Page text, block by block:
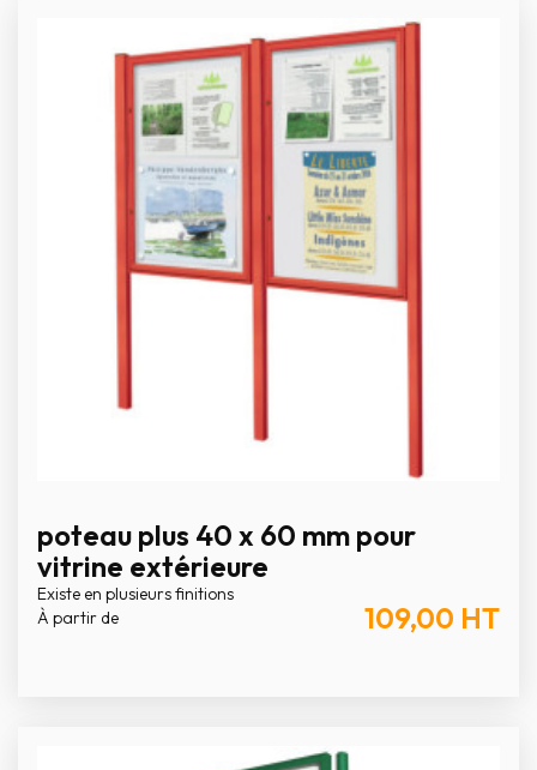
poteau plus 40 x 60 mm pour
vitrine extérieure
Existe en plusieurs finitions
À partir de
109,00 HT